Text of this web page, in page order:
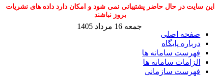
این سایت در حال حاضر پشتیبانی نمی شود و امکان دارد داده های نشریات
بروز نباشند
صفحه اصلی
درباره پایگاه
فهرست سامانه ها
الزامات سامانه ها
فهرست سازمانی
جمعه 16 مرداد 1405